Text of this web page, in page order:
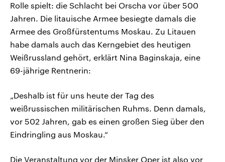
Rolle spielt: die Schlacht bei Orscha vor über 500
Jahren. Die litauische Armee besiegte damals die
Armee des Großfürstentums Moskau. Zu Litauen
habe damals auch das Kerngebiet des heutigen
Weißrussland gehört, erklärt Nina Baginskaja, eine
69-jährige Rentnerin:
„Deshalb ist für uns heute der Tag des
weißrussischen militärischen Ruhms. Denn damals,
vor 502 Jahren, gab es einen großen Sieg über den
Eindringling aus Moskau.“
Die Veranstaltung vor der Minsker Oper ist also vor